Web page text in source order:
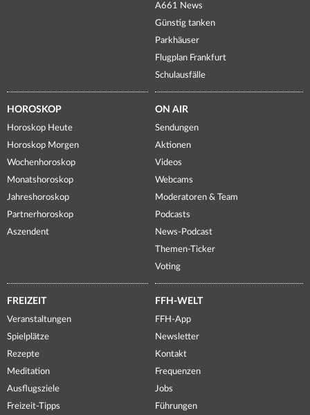
A661 News
Günstig tanken
Parkhäuser
Flugplan Frankfurt
Schulausfälle
HOROSKOP
Horoskop Heute
Horoskop Morgen
Wochenhoroskop
Monatshoroskop
Jahreshoroskop
Partnerhoroskop
Aszendent
ON AIR
Sendungen
Aktionen
Videos
Webcams
Moderatoren & Team
Podcasts
News-Podcast
Themen-Ticker
Voting
FREIZEIT
Veranstaltungen
Spielplätze
Rezepte
Meditation
Ausflugsziele
Freizeit-Tipps
FFH-WELT
FFH-App
Newsletter
Kontakt
Frequenzen
Jobs
Führungen